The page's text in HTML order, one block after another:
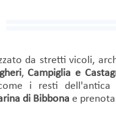
da stretti vicoli,
, Campiglia e
i resti dell'antica
di Bibbona e